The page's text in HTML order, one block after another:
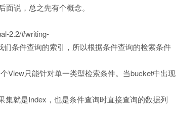
说，总之先有个概念。
2.2/#writing-
条件查询的索引，所以根据条件查询的检索条件
View只能针对单一类型检索条件。当bucket中出现
就是Index，也是条件查询时直接查询的数据列